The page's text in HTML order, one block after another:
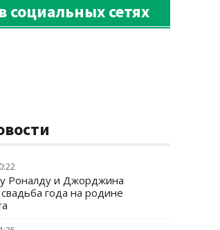
социальных сетях
Роналду и Джорджина
года на родине